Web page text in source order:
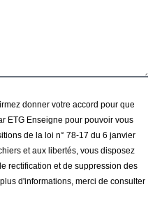
donner votre accord pour que
ETG Enseigne pour pouvoir vous
de la loi n° 78-17 du 6 janvier
et aux libertés, vous disposez
rectification et de suppression des
d'informations, merci de consulter